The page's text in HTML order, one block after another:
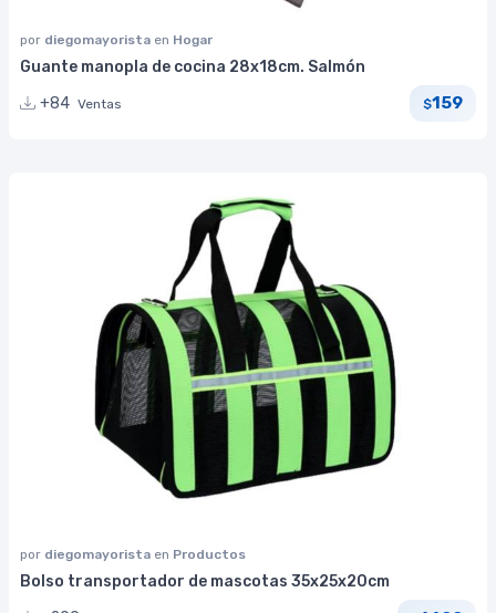
por diegomayorista en Hogar
Guante manopla de cocina 28x18cm. Salmón
+84 Ventas $159
por diegomayorista en Productos
Bolso transportador de mascotas 35x25x20cm